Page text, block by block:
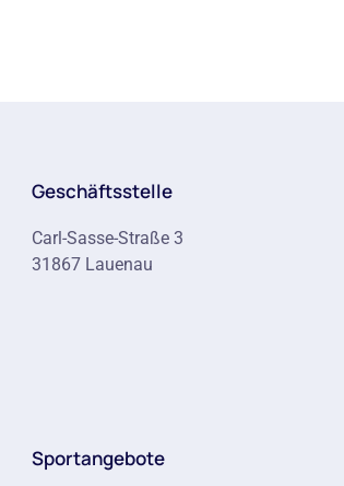
Geschäftsstelle
Carl-Sasse-Straße 3
31867 Lauenau
Sportangebote